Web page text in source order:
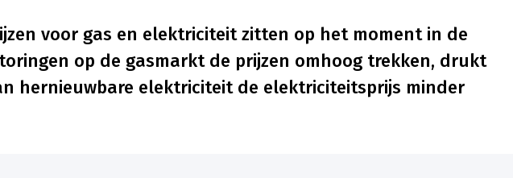
voor gas en elektriciteit zitten op het moment in de
op de gasmarkt de prijzen omhoog trekken, drukt
hernieuwbare elektriciteit de elektriciteitsprijs minder